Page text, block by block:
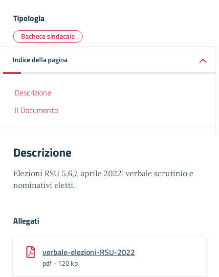
Tipologia
Bacheca sindacale
Indice della pagina
Descrizione
Il Documento
Descrizione
Elezioni RSU 5,6,7, aprile 2022: verbale scrutinio e
nominativi eletti.
Allegati
verbale-elezioni-RSU-2022
pdf - 120 kb